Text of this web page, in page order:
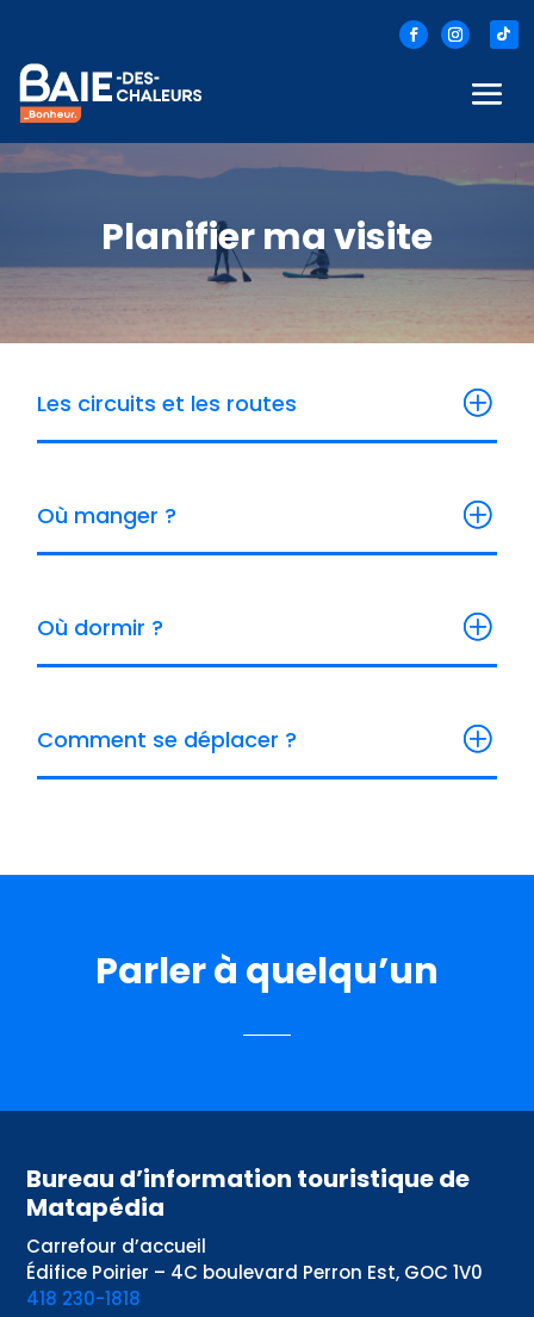
Planifier ma visite
Les circuits et les routes
Où manger ?
Où dormir ?
Comment se déplacer ?
Parler à quelqu’un
Bureau d’information touristique de
Matapédia
Carrefour d’accueil
Édifice Poirier – 4C boulevard Perron Est, GOC 1V0
418 230-1818